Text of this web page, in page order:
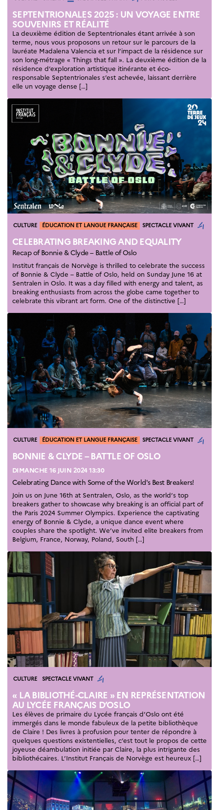
ÉDUCATION ET
LANGUE
FRANÇAISE
Apprendre le
français en
France
Promotion de la
langue
Visite de classes
Certifications
Coopération
éducative
Lycées en France
Assistants de langue
française et
norvégienne
Partenaires
Formation des
enseignants
Séminaires et
formations
Ressources
pédagogiques
UNIVERSITÉS
post-
doctorants
Étudier en France
Campus France
Norvège en voyage en
France
Étudier en
Norvège
Doctorats et post-
doctorats en
France
Bourse d’études
French+Sciences
French+Gastronomy et
French+ Hospitality
Témoignages
Institutionnels
France Alumni
SCIENCE ET
RECHERCHE
Programmes de
coopération
Åsgard
PHC Aurora
Åsgard Horizon
Bourses
Arctic Frontiers
Prix FINA
France Excellence
Research
Programme
Norway
Événements
Science et
innovation
(CCFN)
Rechercher :
SEPTENTRIONALES 2025 : UN VOYAGE ENTRE
SOUVENIRS ET RÉALITÉ
La deuxième édition de Septentrionales étant arrivée à son
terme, nous vous proposons un retour sur le parcours de la
lauréate Madalena Valencia et sur l’impact de la résidence sur
son long-métrage « Things that fall ». La deuxième édition de la
résidence d’exploration artistique itinérante et éco-
responsable Septentrionales s’est achevée, laissant derrière
elle un voyage dense […]
Catégories
CULTURE ÉDUCATION ET LANGUE FRANÇAISE SPECTACLE VIVANT
CELEBRATING BREAKING AND EQUALITY
Recap of Bonnie & Clyde – Battle of Oslo
Institut français de Norvège is thrilled to celebrate the success
of Bonnie & Clyde – Battle of Oslo, held on Sunday June 16 at
Sentralen in Oslo. It was a day filled with energy and talent, as
breaking enthusiasts from across the globe came together to
celebrate this vibrant art form. One of the distinctive […]
Catégories
CULTURE ÉDUCATION ET LANGUE FRANÇAISE SPECTACLE VIVANT
BONNIE & CLYDE – BATTLE OF OSLO
DIMANCHE 16 JUIN 2024 13:30
Celebrating Dance with Some of the World's Best Breakers!
Join us on June 16th at Sentralen, Oslo, as the world’s top
breakers gather to showcase why breaking is an official part of
the Paris 2024 Summer Olympics. Experience the captivating
energy of Bonnie & Clyde, a unique dance event where
couples share the spotlight. We’ve invited elite breakers from
Belgium, France, Norway, Poland, South […]
Catégories
CULTURE SPECTACLE VIVANT
« LA BIBLIOTHÉ-CLAIRE » EN REPRÉSENTATION
AU LYCÉE FRANÇAIS D’OSLO
Les élèves de primaire du Lycée français d’Oslo ont été
immergés dans le monde fabuleux de la petite bibliothèque
de Claire ! Des livres à profusion pour tenter de répondre à
quelques questions existentielles, c’est tout le propos de cette
joyeuse déambulation initiée par Claire, la plus intrigante des
bibliothécaires. L’Institut Français de Norvège est heureux […]